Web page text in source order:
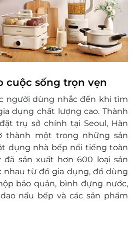
Nowzone
SC Vivo
Long Hậu
cuộc sống trọn vẹn
người dùng nhắc đến khi tìm
dụng chất lượng cao. Thành
trụ sở chính tại Seoul, Hàn
thành một trong những sản
dụng nhà bếp nổi tiếng toàn
đã sản xuất hơn 600 loại sản
nhau từ đồ gia dụng, đồ dùng
bảo quản, bình đựng nước,
nấu bếp và các sản phẩm